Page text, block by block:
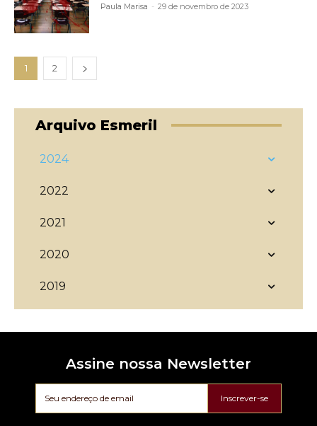
Paula Marisa - 29 de novembro de 2023
1 2
Arquivo Esmeril
2024
2022
2021
2020
2019
Assine nossa Newsletter
Inscrever-se